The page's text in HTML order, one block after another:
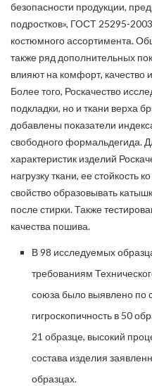
безопасности продукции,
подростков», ГОСТ 25295-
костюмного ассортимента.
также ряд дополнительных
влияют на комфорт, качество
Более того, Роскачество
подкладки, но и ткани верха
добавлены показатели
свободного формальдегида.
характеристик изделий
нагрузку ткани, ее стойкость
свойство образовывать
после стирки. Также
качества пошива.
В 98 исследуемых
требованиям
союза было выявлено по
гигроскопичность в 50
21 образце, высокий
состава изделия
образцах.